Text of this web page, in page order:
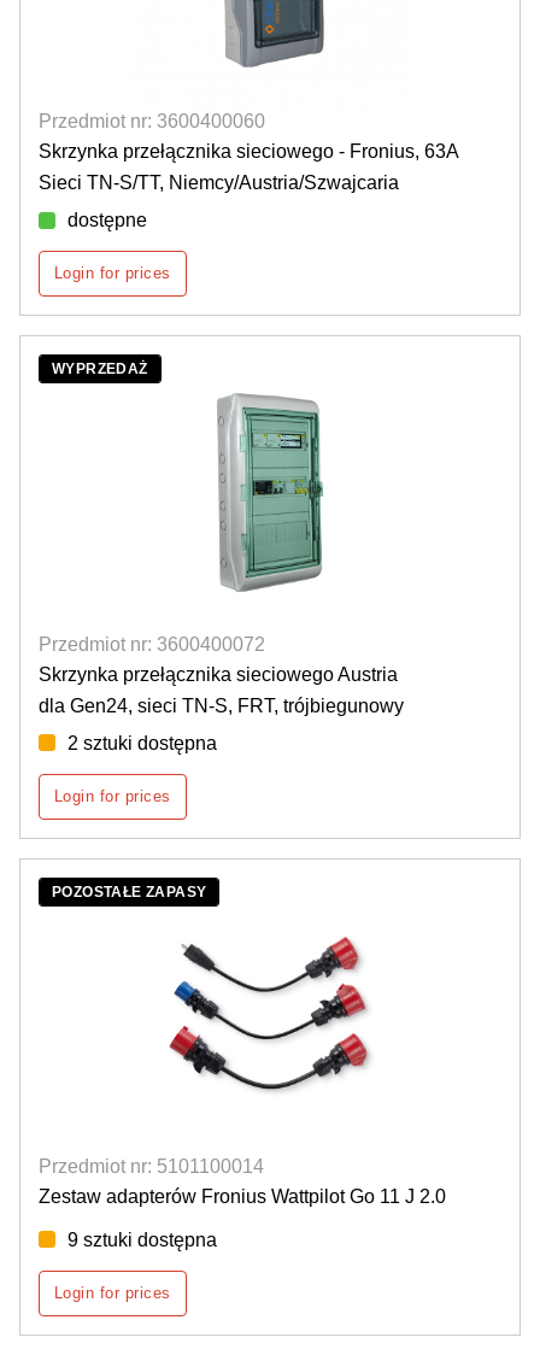
Przedmiot nr: 3600400060
Skrzynka przełącznika sieciowego - Fronius, 63A
Sieci TN-S/TT, Niemcy/Austria/Szwajcaria
dostępne
Login for prices
WYPRZEDAŻ
Przedmiot nr: 3600400072
Skrzynka przełącznika sieciowego Austria
dla Gen24, sieci TN-S, FRT, trójbiegunowy
2 sztuki dostępna
Login for prices
POZOSTAŁE ZAPASY
Przedmiot nr: 5101100014
Zestaw adapterów Fronius Wattpilot Go 11 J 2.0
9 sztuki dostępna
Login for prices